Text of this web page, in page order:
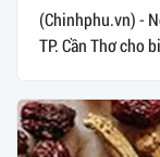
(Chinhphu.vn) -
TP. Cần Thơ cho